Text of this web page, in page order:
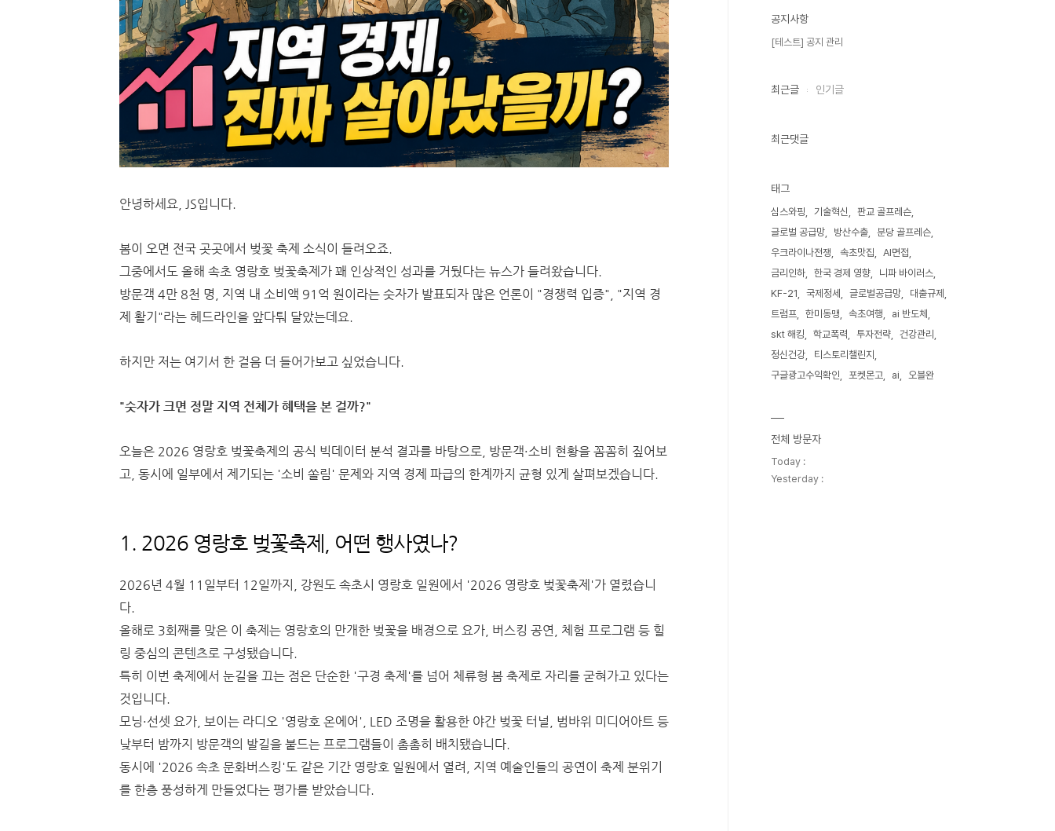
안녕하세요, JS입니다.
봄이 오면 전국 곳곳에서 벚꽃 축제 소식이 들려오죠.
그중에서도 올해 속초 영랑호 벚꽃축제가 꽤 인상적인 성과를 거뒀다는 뉴스가 들려왔습니다.
방문객 4만 8천 명, 지역 내 소비액 91억 원이라는 숫자가 발표되자 많은 언론이 "경쟁력 입증", "지역 경
제 활기"라는 헤드라인을 앞다퉈 달았는데요.
하지만 저는 여기서 한 걸음 더 들어가보고 싶었습니다.
"숫자가 크면 정말 지역 전체가 혜택을 본 걸까?"
오늘은 2026 영랑호 벚꽃축제의 공식 빅데이터 분석 결과를 바탕으로, 방문객·소비 현황을 꼼꼼히 짚어보
고, 동시에 일부에서 제기되는 '소비 쏠림' 문제와 지역 경제 파급의 한계까지 균형 있게 살펴보겠습니다.
1. 2026 영랑호 벚꽃축제, 어떤 행사였나?
2026년 4월 11일부터 12일까지, 강원도 속초시 영랑호 일원에서 '2026 영랑호 벚꽃축제'가 열렸습니
다.
올해로 3회째를 맞은 이 축제는 영랑호의 만개한 벚꽃을 배경으로 요가, 버스킹 공연, 체험 프로그램 등 힐
링 중심의 콘텐츠로 구성됐습니다.
특히 이번 축제에서 눈길을 끄는 점은 단순한 '구경 축제'를 넘어 체류형 봄 축제로 자리를 굳혀가고 있다는
것입니다.
모닝·선셋 요가, 보이는 라디오 '영랑호 온에어', LED 조명을 활용한 야간 벚꽃 터널, 범바위 미디어아트 등
낮부터 밤까지 방문객의 발길을 붙드는 프로그램들이 촘촘히 배치됐습니다.
동시에 '2026 속초 문화버스킹'도 같은 기간 영랑호 일원에서 열려, 지역 예술인들의 공연이 축제 분위기
를 한층 풍성하게 만들었다는 평가를 받았습니다.
공지사항
[테스트] 공지 관리
최근글 인기글
최근댓글
태그
심스와핑 기술혁신
판교 골프레슨
글로벌 공급망
방산수출
분당 골프레슨
우크라이나전쟁
속초맛집
AI면접
금리인하
한국 경제 영향
니파 바이러스
KF-21
국제정세 글로벌공급망
대출규제
트럼프
한미동맹 속초여행
ai 반도체
skt 해킹
학교폭력 투자전략
건강관리
정신건강
티스토리챌린지
구글광고수익확인
포켓몬고 ai 오블완
전체 방문자
Today :
Yesterday :